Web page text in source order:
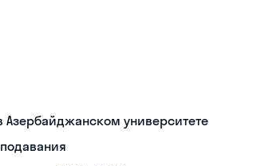
Азербайджанском университете